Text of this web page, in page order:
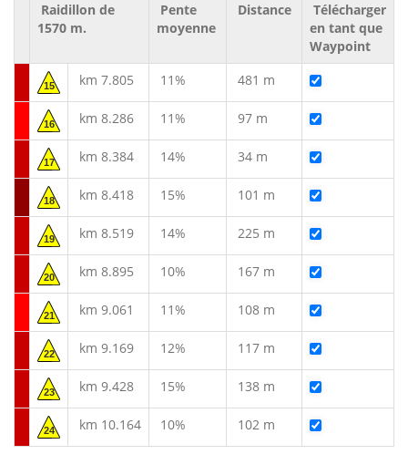
Raidillon de
1570 m.
Pente
moyenne
Distance
Télécharger
en tant que
Waypoint
15 km 7.805 11% 481 m
16 km 8.286 11% 97 m
17 km 8.384 14% 34 m
18 km 8.418 15% 101 m
19 km 8.519 14% 225 m
20 km 8.895 10% 167 m
21 km 9.061 11% 108 m
22 km 9.169 12% 117 m
23 km 9.428 15% 138 m
24 km 10.164 10% 102 m